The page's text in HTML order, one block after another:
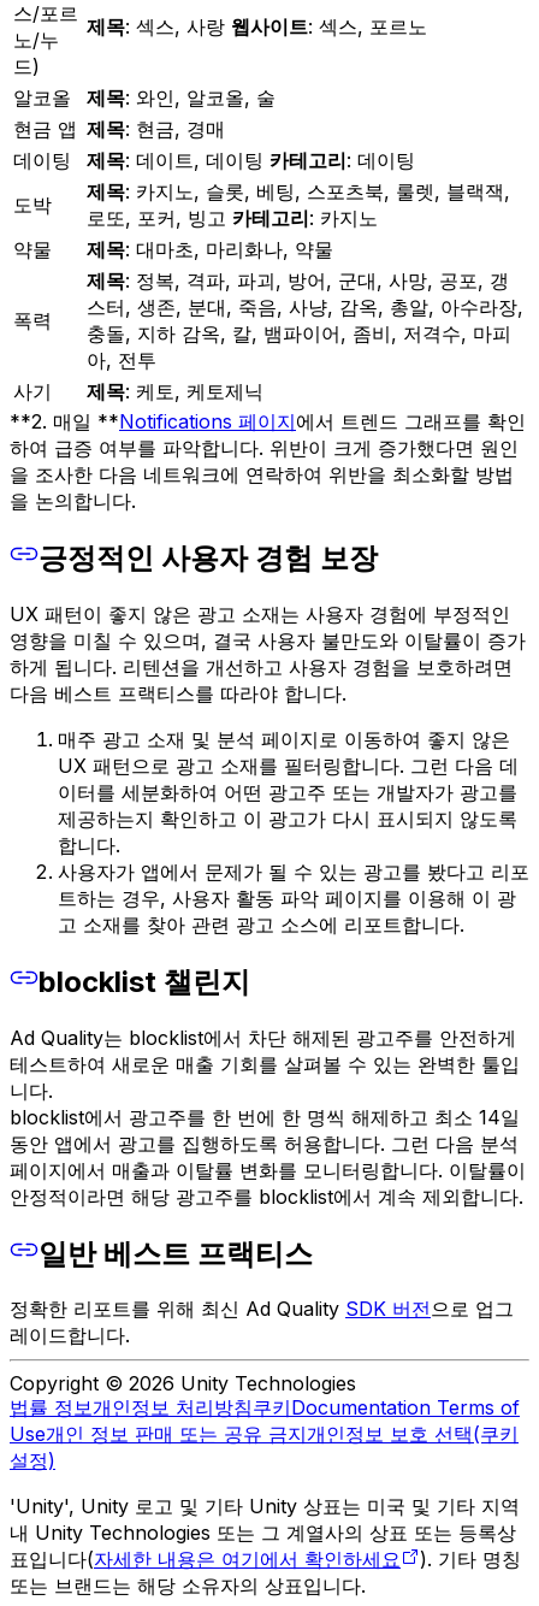
스/포르
노/누
드)
제목: 섹스, 사랑 웹사이트: 섹스, 포르노
알코올 제목: 와인, 알코올, 술
현금 앱 제목: 현금, 경매
데이팅
제목: 데이트, 데이팅 카테고리: 데이팅
도박
제목: 카지노, 슬롯, 베팅, 스포츠북, 룰렛, 블랙잭,
로또, 포커, 빙고 카테고리: 카지노
약물
제목: 대마초, 마리화나, 약물
폭력
제목: 정복, 격파, 파괴, 방어, 군대, 사망, 공포, 갱
스터, 생존, 분대, 죽음, 사냥, 감옥, 총알, 아수라장,
충돌, 지하 감옥, 칼, 뱀파이어, 좀비, 저격수, 마피
아, 전투
사기
제목: 케토, 케토제닉
**2. 매일 **Notifications 페이지에서 트렌드 그래프를 확인
하여 급증 여부를 파악합니다. 위반이 크게 증가했다면 원인
을 조사한 다음 네트워크에 연락하여 위반을 최소화할 방법
을 논의합니다.
긍정적인 사용자 경험 보장
UX 패턴이 좋지 않은 광고 소재는 사용자 경험에 부정적인
영향을 미칠 수 있으며, 결국 사용자 불만도와 이탈률이 증가
하게 됩니다. 리텐션을 개선하고 사용자 경험을 보호하려면
다음 베스트 프랙티스를 따라야 합니다.
매주 광고 소재 및 분석 페이지로 이동하여 좋지 않은
UX 패턴으로 광고 소재를 필터링합니다. 그런 다음 데
이터를 세분화하여 어떤 광고주 또는 개발자가 광고를
제공하는지 확인하고 이 광고가 다시 표시되지 않도록
합니다.
사용자가 앱에서 문제가 될 수 있는 광고를 봤다고 리포
트하는 경우, 사용자 활동 파악 페이지를 이용해 이 광
고 소재를 찾아 관련 광고 소스에 리포트합니다.
blocklist 챌린지
Ad Quality는 blocklist에서 차단 해제된 광고주를 안전하게
테스트하여 새로운 매출 기회를 살펴볼 수 있는 완벽한 툴입
니다.
blocklist에서 광고주를 한 번에 한 명씩 해제하고 최소 14일
동안 앱에서 광고를 집행하도록 허용합니다. 그런 다음 분석
페이지에서 매출과 이탈률 변화를 모니터링합니다. 이탈률이
안정적이라면 해당 광고주를 blocklist에서 계속 제외합니다.
일반 베스트 프랙티스
정확한 리포트를 위해 최신 Ad Quality SDK 버전으로 업그
레이드합니다.
Copyright © 2026 Unity Technologies
법률 정보개인정보 처리방침쿠키Documentation Terms of
Use개인 정보 판매 또는 공유 금지개인정보 보호 선택(쿠키
설정)
'Unity', Unity 로고 및 기타 Unity 상표는 미국 및 기타 지역
내 Unity Technologies 또는 그 계열사의 상표 또는 등록상
표입니다(자세한 내용은 여기에서 확인하세요
). 기타 명칭
또는 브랜드는 해당 소유자의 상표입니다.